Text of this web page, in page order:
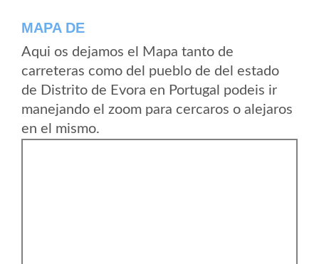
MAPA DE
Aqui os dejamos el Mapa tanto de
carreteras como del pueblo de del estado
de Distrito de Evora en Portugal podeis ir
manejando el zoom para cercaros o alejaros
en el mismo.